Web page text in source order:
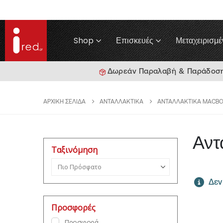
Shop Επισκευές
Δωρεάν Παραλαβή &
ΑΡΧΙΚΉ ΣΕΛΊΔΑ ΑΝΤΑΛΛΑΚΤΙΚΆ ΑΝΤΑΛΛΑΚΤΙΚΆ
Δεν
Ταξινόμηση
Ταξινόμηση προϊόντων
Προσφορές